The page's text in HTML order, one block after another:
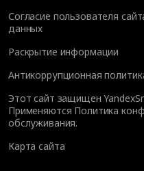
Согласие пользователя
данных
Раскрытие информации
Антикоррупционная
Этот сайт защищен
Применяются Политика
обслуживания.
Карта сайта